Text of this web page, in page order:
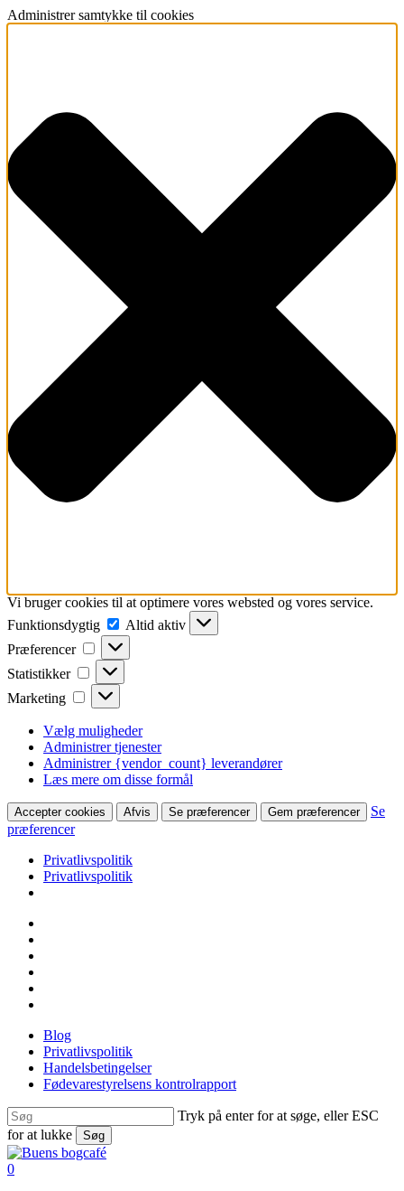
Administrer samtykke til cookies
Vi bruger cookies til at optimere vores websted og vores service.
Funktionsdygtig
Funktionsdygtig
Altid aktiv
Præferencer
Præferencer
Statistikker Statistikker
Marketing Marketing
Vælg muligheder
Administrer tjenester
Administrer {vendor_count} leverandører
Læs mere om disse formål
Accepter cookies Afvis Se præferencer Gem præferencer
Se
præferencer
Privatlivspolitik
Privatlivspolitik
Skip
main
content
Blog
Privatlivspolitik
Handelsbetingelser
Fødevarestyrelsens kontrolrapport
Tryk på enter for at søge, eller ESC
for at lukke
Søg
Close
Search
search
0